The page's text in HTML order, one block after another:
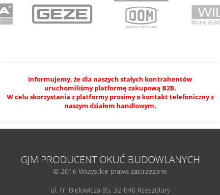
Informujemy, że dla naszych stałych kontrahentów
uruchomiliśmy platformę zakupową B2B.
W celu skorzystania z platformy prosimy o kontakt telefoniczny z
naszym działem handlowym.
GJM PRODUCENT OKUĆ BUDOWLANYCH
© 2016 Wszystkie prawa zastrzeżone
ul. Fr. Bielowicza 85, 32-040 Rzeszotary